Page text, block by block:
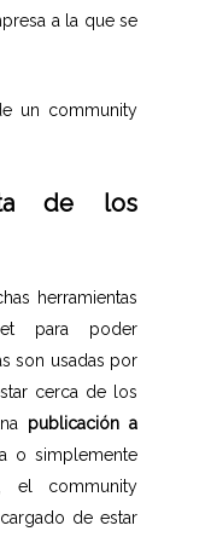
a la que se
un community
de los
herramientas
para poder
son usadas por
cerca de los
publicación a
o simplemente
el community
de estar